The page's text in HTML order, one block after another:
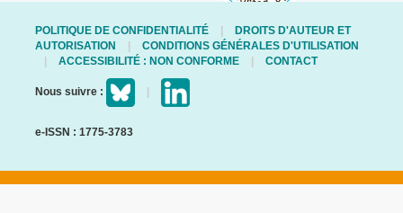
POLITIQUE DE CONFIDENTIALITÉ
DROITS D'AUTEUR ET
AUTORISATION
CONDITIONS GÉNÉRALES D'UTILISATION
ACCESSIBILITÉ : NON CONFORME
CONTACT
Nous suivre :
e-ISSN : 1775-3783